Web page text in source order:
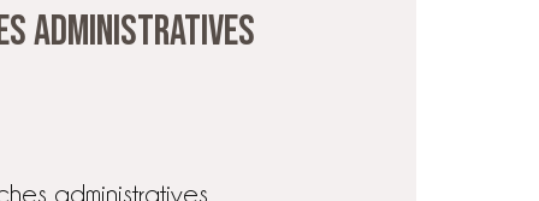
administratives
administratives